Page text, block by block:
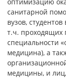
санитарной
вузов,
т.ч. проходящих
специальности
медицина), а
медицины, и